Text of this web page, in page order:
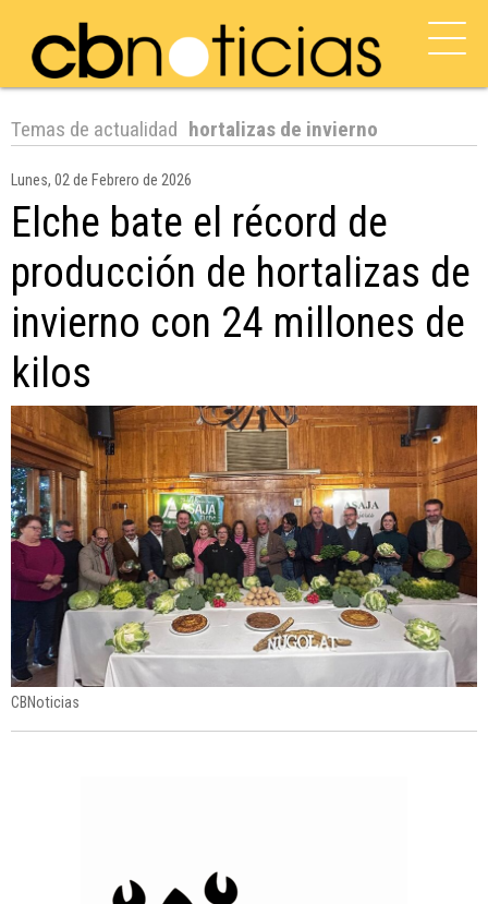
Temas de actualidad hortalizas de invierno
Lunes, 02 de Febrero de 2026
Elche bate el récord de
producción de hortalizas de
invierno con 24 millones de
kilos
CBNoticias